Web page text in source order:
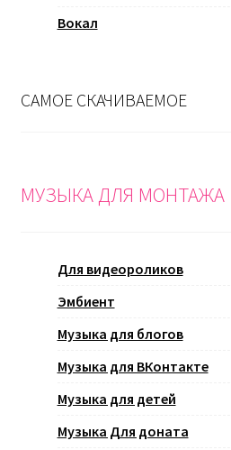
Вокал
САМОЕ СКАЧИВАЕМОЕ
МУЗЫКА ДЛЯ МОНТАЖА
Для видеороликов
Эмбиент
Музыка для блогов
Музыка для ВКонтакте
Музыка для детей
Музыка Для доната